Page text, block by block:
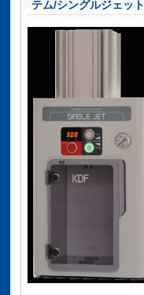
テム/シングルジェット